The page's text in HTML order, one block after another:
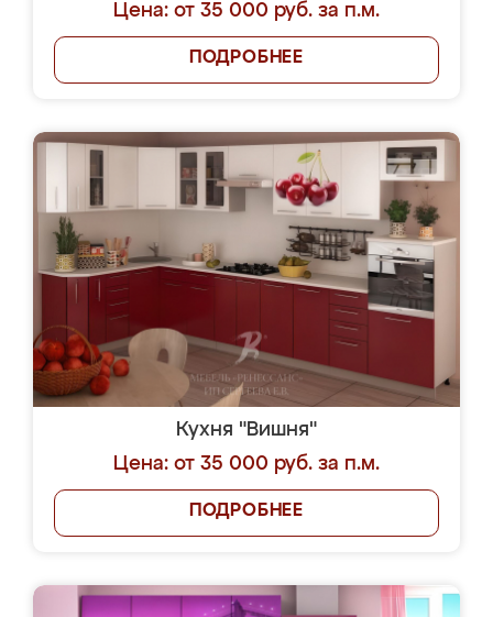
Цена: от 35 000 руб. за п.м.
ПОДРОБНЕЕ
Кухня "Вишня"
Цена: от 35 000 руб. за п.м.
ПОДРОБНЕЕ